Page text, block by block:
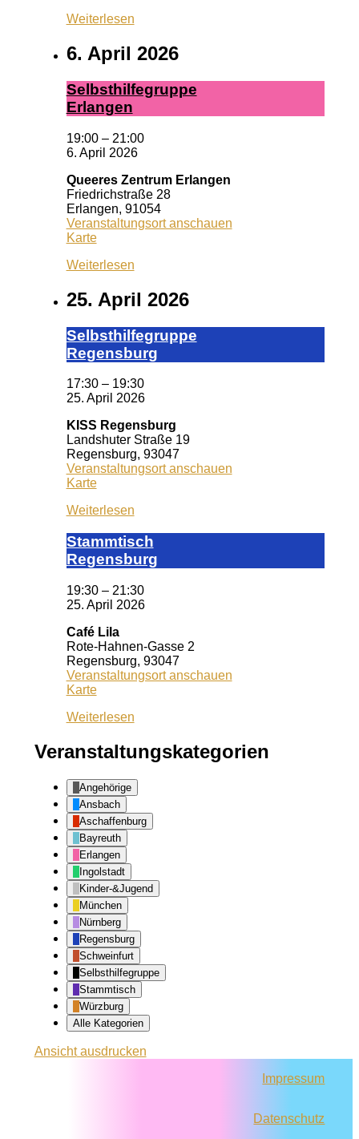
Weiterlesen
6. April 2026
Selbst­hil­fe­grup­pe
Er­lan­gen
19:00 – 21:00
6. April 2026
Queeres Zentrum Erlangen
Friedrichstraße 28
Erlangen, 91054
Veranstaltungsort anschauen
KarteQueeres
Erlangen
Weiterlesen
25. April 2026
Selbst­hil­fe­grup­pe
Re­gens­burg
17:30 – 19:30
25. April 2026
KISS Regensburg
Landshuter Straße 19
Regensburg, 93047
Veranstaltungsort anschauen
KarteKISS
Weiterlesen
Stamm­tisch
Reg­ens­burg
19:30 – 21:30
25. April 2026
Café Lila
Rote-Hahnen-Gasse 2
Regensburg, 93047
Veranstaltungsort anschauen
KarteCafé
Weiterlesen
Veranstaltungskategorien
Angehörige
Ansbach
Aschaffenburg
Bayreuth
Erlangen
Ingolstadt
Kinder-&Jugend
München
Nürnberg
Regensburg
Schweinfurt
Selbsthilfegruppe
Stammtisch
Würzburg
Alle Kategorien
Ansichtausdrucken
Impressum
Datenschutz